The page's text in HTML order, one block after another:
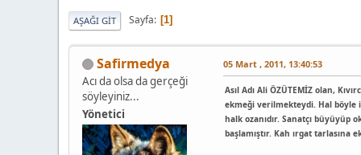
AŞAĞI GIT Sayfa 1
Safirmedya
Acı da olsa da gerçeği
söyleyiniz...
Yönetici
05 Mart , 2011, 13:40:53
Asıl Adı Ali ÖZÜTEMİZ olan,
ekmeği verilmekteydi. Hal böyle
halk ozanıdır. Sanatçı
başlamıştır. Kah ırgat